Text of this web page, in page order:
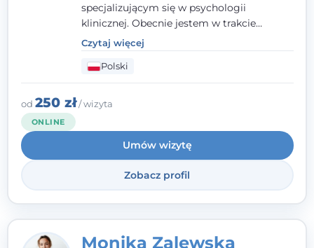
specjalizującym się w psychologii
klinicznej. Obecnie jestem w trakcie
szkolenia na psychoterapeutę
systemowego. Posiadam status członka
nadzwyczajnego Wielkopolskiego
TowarzystwaTerapii Systemowejoraz
należę do Polskiego Towarzystwa
pierwszym miejscu stawiam budowanie
atmosfery bezpieczeństwa i zrozumienia w
relacjach z Klientami. Istotna dla nie jest
również koncentracja na dostępnych
zasobach.
Czytaj więcej
Polski
od 250 zł/ wizyta
ONLINE
Umów wizytę
Zobacz profil
Monika Zalewska